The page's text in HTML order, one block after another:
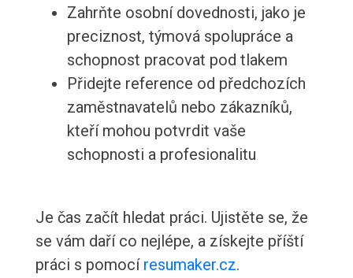
Zahrňte osobní dovednosti, jako je
preciznost, týmová spolupráce a
schopnost pracovat pod tlakem
Přidejte reference od předchozích
zaměstnavatelů nebo zákazníků,
kteří mohou potvrdit vaše
schopnosti a profesionalitu
Je čas začít hledat práci. Ujistěte se, že
se vám daří co nejlépe, a získejte příští
práci s pomocí resumaker.cz.